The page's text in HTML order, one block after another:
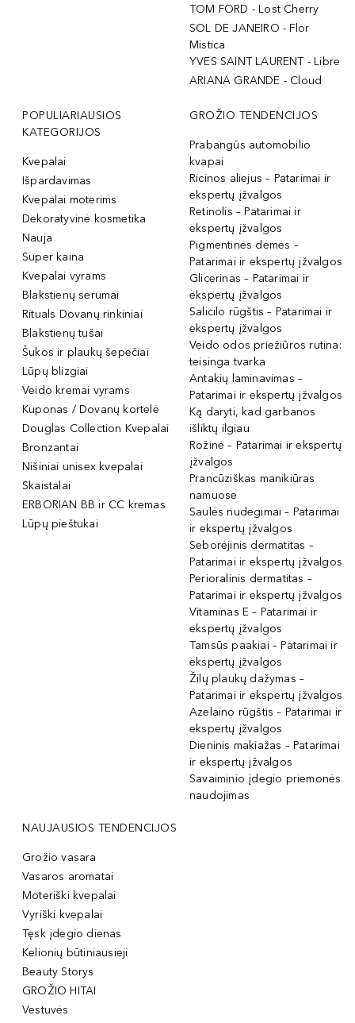
TOM FORD - Lost Cherry
SOL DE JANEIRO - Flor
Mistica
YVES SAINT LAURENT - Libre
ARIANA GRANDE - Cloud
POPULIARIAUSIOS
KATEGORIJOS
Kvepalai
Išpardavimas
Kvepalai moterims
Dekoratyvinė kosmetika
Nauja
Super kaina
Kvepalai vyrams
Blakstienų serumai
Rituals Dovanų rinkiniai
Blakstienų tušai
Šukos ir plaukų šepečiai
Lūpų blizgiai
Veido kremai vyrams
Kuponas / Dovanų kortelė
Douglas Collection Kvepalai
Bronzantai
Nišiniai unisex kvepalai
Skaistalai
ERBORIAN BB ir CC kremas
Lūpų pieštukai
GROŽIO TENDENCIJOS
Prabangūs automobilio
kvapai
Ricinos aliejus – Patarimai ir
ekspertų įžvalgos
Retinolis – Patarimai ir
ekspertų įžvalgos
Pigmentinės dėmės –
Patarimai ir ekspertų įžvalgos
Glicerinas – Patarimai ir
ekspertų įžvalgos
Salicilo rūgštis – Patarimai ir
ekspertų įžvalgos
Veido odos priežiūros rutina:
teisinga tvarka
Antakių laminavimas –
Patarimai ir ekspertų įžvalgos
Ką daryti, kad garbanos
išliktų ilgiau
Rožinė – Patarimai ir ekspertų
įžvalgos
Prancūziškas manikiūras
namuose
Saulės nudegimai – Patarimai
ir ekspertų įžvalgos
Seborėjinis dermatitas –
Patarimai ir ekspertų įžvalgos
Perioralinis dermatitas –
Patarimai ir ekspertų įžvalgos
Vitaminas E – Patarimai ir
ekspertų įžvalgos
Tamsūs paakiai – Patarimai ir
ekspertų įžvalgos
Žilų plaukų dažymas –
Patarimai ir ekspertų įžvalgos
Azelaino rūgštis – Patarimai ir
ekspertų įžvalgos
Dieninis makiažas – Patarimai
ir ekspertų įžvalgos
Savaiminio įdegio priemonės
naudojimas
NAUJAUSIOS TENDENCIJOS
Grožio vasara
Vasaros aromatai
Moteriški kvepalai
Vyriški kvepalai
Tęsk įdegio dienas
Kelionių būtiniausieji
Beauty Storys
GROŽIO HITAI
Vestuvės